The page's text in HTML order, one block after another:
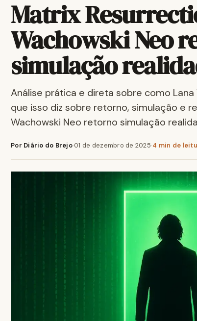
Matrix
Wachowski Neo
simulação
Análise prática e direta sobre como
que isso diz sobre retorno, simulação e
Wachowski Neo retorno simulação
Por Diário do Brejo·01 de dezembro de 2025·4 min de